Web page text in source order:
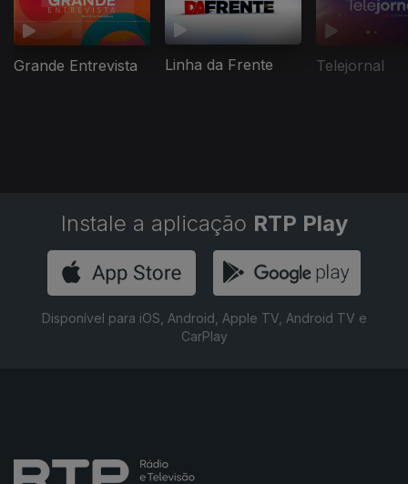
Grande Entrevista Linha da Frente Telejornal
Instale a aplicação RTP Play
Disponível para iOS, Android, Apple TV, Android TV e
CarPlay